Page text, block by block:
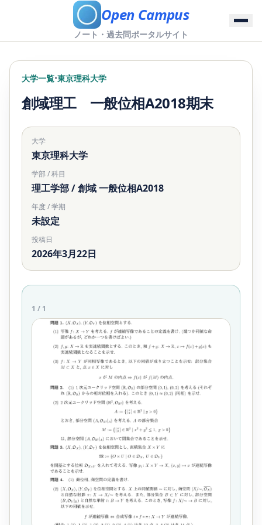
Open Campus
ノート・過去問ポータルサイト
大学一覧•東京理科大学
創域理工 一般位相A2018期末
大学
東京理科大学
学部 / 科目
理工学部 / 創域 一般位相A2018
年度 / 学期
未設定
投稿日
2026年3月22日
1 / 1